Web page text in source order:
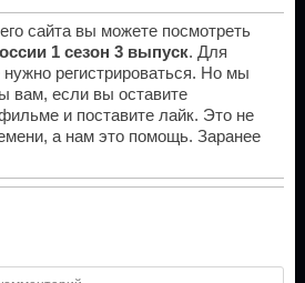
сайта вы можете посмотреть
1 сезон 3 выпуск. Для
регистрироваться. Но мы
вам, если вы оставите
и поставите лайк. Это не
а нам это помощь. Заранее